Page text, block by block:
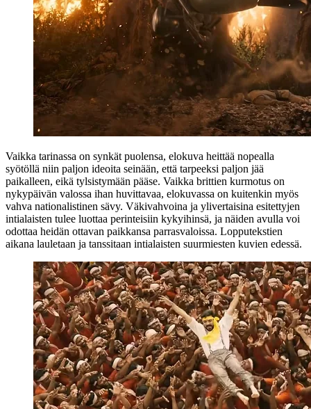
Vaikka tarinassa on synkät puolensa, elokuva heittää nopealla
syötöllä niin paljon ideoita seinään, että tarpeeksi paljon jää
paikalleen, eikä tylsistymään pääse. Vaikka brittien kurmotus on
nykypäivän valossa ihan huvittavaa, elokuvassa on kuitenkin myös
vahva nationalistinen sävy. Väkivahvoina ja ylivertaisina esitettyjen
intialaisten tulee luottaa perinteisiin kykyihinsä, ja näiden avulla voi
odottaa heidän ottavan paikkansa parrasvaloissa. Lopputekstien
aikana lauletaan ja tanssitaan intialaisten suurmiesten kuvien edessä.